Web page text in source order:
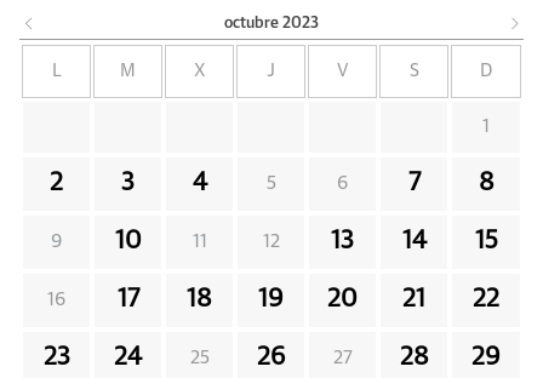
octubre 2023
L M X J V S D
1
2 3 4 5 6 7 8
9 10 11 12 13 14 15
16 17 18 19 20 21 22
23 24 25 26 27 28 29